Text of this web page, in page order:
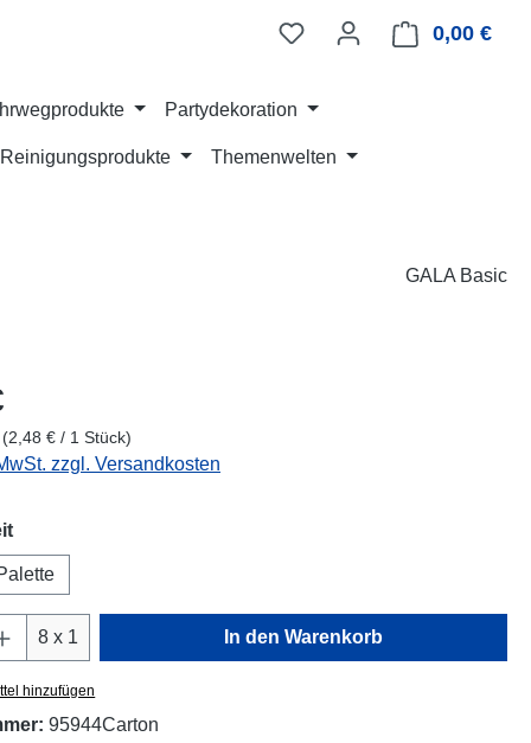
0,00 €
Partydekoration
Reinigungsprodukte Themenwelten
GALA Basic
(2,48 € / 1 Stück)
zzgl. Versandkosten
auswählen
Gib den gewünschten Wert ein
8 x 1 In den Warenkorb
hinzufügen
95944Carton